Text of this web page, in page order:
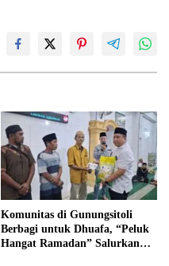
Komunitas di Gunungsitoli
Berbagi untuk Dhuafa, “Peluk
Hangat Ramadan” Salurkan